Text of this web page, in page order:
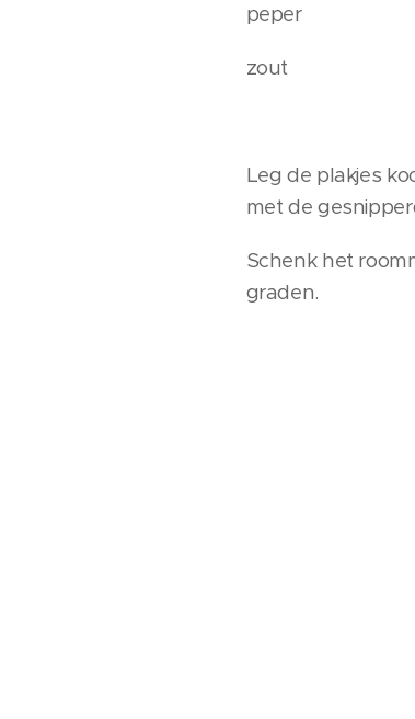
peper
zout
Leg de plakjes
met de
Schenk het
graden.